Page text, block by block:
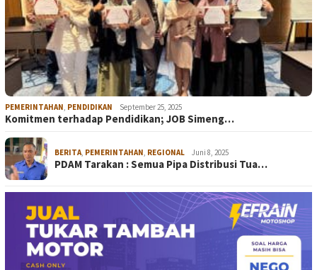
PEMERINTAHAN, PENDIDIKAN September 25, 2025
Komitmen terhadap Pendidikan; JOB Simeng…
BERITA, PEMERINTAHAN, REGIONAL Juni 8, 2025
PDAM Tarakan : Semua Pipa Distribusi Tua…